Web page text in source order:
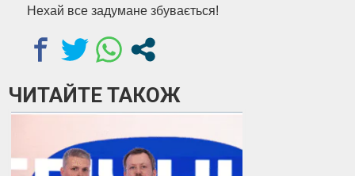
Нехай все задумане збувається!
ЧИТАЙТЕ ТАКОЖ